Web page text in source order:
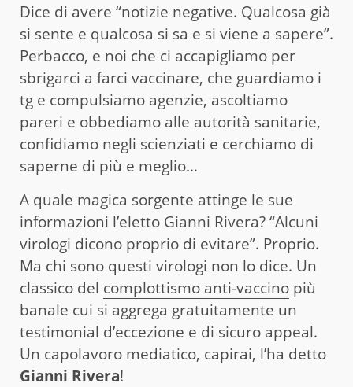
Dice di avere “notizie negative. Qualcosa già
si sente e qualcosa si sa e si viene a sapere”.
Perbacco, e noi che ci accapigliamo per
sbrigarci a farci vaccinare, che guardiamo i
tg e compulsiamo agenzie, ascoltiamo
pareri e obbediamo alle autorità sanitarie,
confidiamo negli scienziati e cerchiamo di
saperne di più e meglio…
A quale magica sorgente attinge le sue
informazioni l’eletto Gianni Rivera? “Alcuni
virologi dicono proprio di evitare”. Proprio.
Ma chi sono questi virologi non lo dice. Un
classico del complottismo anti-vaccino più
banale cui si aggrega gratuitamente un
testimonial d’eccezione e di sicuro appeal.
Un capolavoro mediatico, capirai, l’ha detto
Gianni Rivera!